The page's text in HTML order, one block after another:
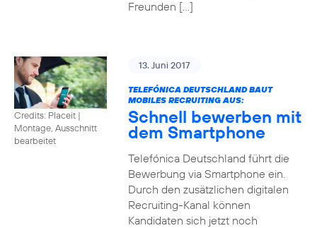
Freunden […]
Credits: Placeit |
Montage, Ausschnitt
bearbeitet
13. Juni 2017
TELEFÓNICA DEUTSCHLAND BAUT
MOBILES RECRUITING AUS:
Schnell bewerben mit
dem Smartphone
Telefónica Deutschland führt die
Bewerbung via Smartphone ein.
Durch den zusätzlichen digitalen
Recruiting-Kanal können
Kandidaten sich jetzt noch